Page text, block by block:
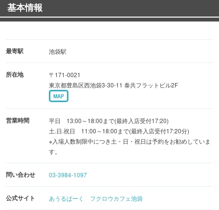
基本情報
最寄駅 池袋駅
所在地
〒171-0021
東京都豊島区西池袋3-30-11 泰共フラットビル2F
MAP
営業時間
平日 13:00～18:00まで(最終入店受付17:20)
土.日.祝日 11:00～18:00まで(最終入店受付17:20分)
※入場人数制限中につき土・日・祝日は予約をお勧めしていま
す。
問い合わせ 03-3984-1097
公式サイト あうるぱーく フクロウカフェ池袋